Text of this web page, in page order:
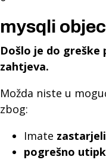
mysqli
Došlo je do greške
zahtjeva.
Možda niste u
zbog:
Imate
pogrešno